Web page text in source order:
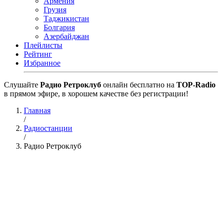
Грузия
Таджикистан
Болгария
Азербайджан
Плейлисты
Рейтинг
Избранное
Cлушайте Радио Ретроклуб онлайн бесплатно на TOP-Radio
в прямом эфире, в хорошем качестве без регистрации!
Главная
/
Радиостанции
/
Радио Ретроклуб